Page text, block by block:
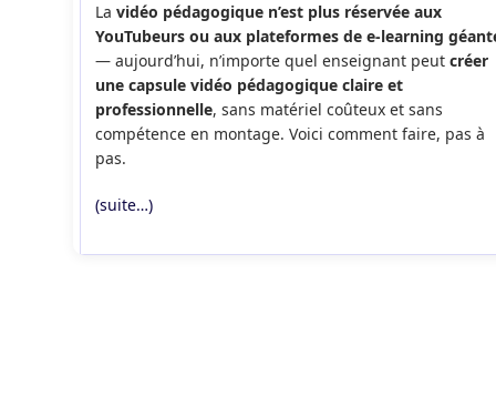
publication :
La vidéo pédagogique n’est plus réservée aux
YouTubeurs ou aux plateformes de e-learning
— aujourd’hui, n’importe quel enseignant peut créer
une capsule vidéo pédagogique claire et
professionnelle, sans matériel coûteux et sans
compétence en montage. Voici comment faire, pas à
pas.
(suite…)